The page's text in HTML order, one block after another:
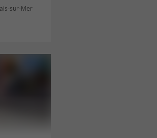
sur-Mer